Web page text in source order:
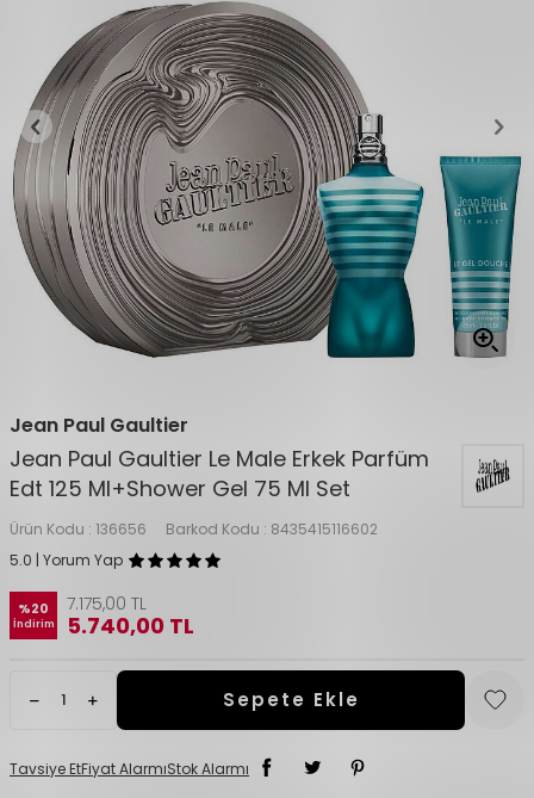
Jean Paul Gaultier
Jean Paul Gaultier Le Male Erkek Parfüm
Edt 125 Ml+Shower Gel 75 Ml Set
Ürün Kodu : 136656 Barkod Kodu : 8435415116602
5.0 | Yorum Yap
%20
İndirim
7.175,00 TL
5.740,00 TL
Sepete Ekle
Tavsiye EtFiyat AlarmıStok Alarmı